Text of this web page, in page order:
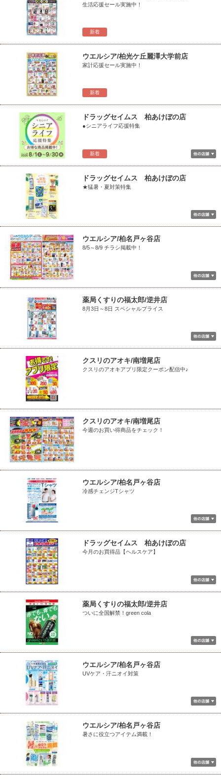
新着
生活応援セール実施中！
新着
ウエルシア/柏光ケ丘麗澤大学前店
家計応援セール実施中！
新着
ドラッグセイムス 柏あけぼの店
●シニアライフ応援特集
ドラッグセイムス 柏あけぼの店
★猛暑・夏対策特集
ウエルシア/柏名戸ヶ谷店
8/5～8/9 チラシ掲載中！
薬局くすりの福太郎/逆井店
8月3日～8日 スペシャルプライス
クスリのアオキ/南増尾店
クスリのアオキアプリ限定クーポン配信中♪
クスリのアオキ/南増尾店
今週のお買い得商品をチェック！
ウエルシア/柏名戸ヶ谷店
冷感チェンジTシャツ
ドラッグセイムス 柏あけぼの店
今月のお買得品【ヘルスケア】
薬局くすりの福太郎/逆井店
ついに全国解禁！green cola
ウエルシア/柏名戸ヶ谷店
UVケア・汗ニオイ対策
ウエルシア/柏名戸ヶ谷店
暑さに役立つアイテム満載！